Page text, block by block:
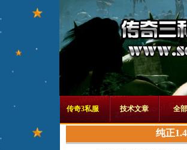
传奇3私服 技术文章 全
纯正